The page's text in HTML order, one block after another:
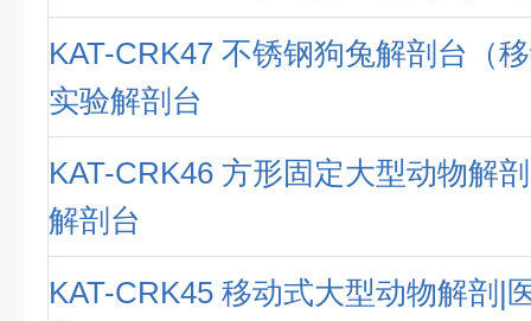
KAT-CRK47 不锈钢狗兔解剖台（
实验解剖台
KAT-CRK46 方形固定大型动物解
解剖台
KAT-CRK45 移动式大型动物解剖|